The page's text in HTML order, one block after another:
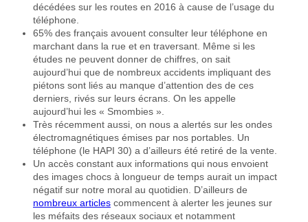
décédées sur les routes en 2016 à cause de l’usage du
téléphone.
65% des français avouent consulter leur téléphone en
marchant dans la rue et en traversant. Même si les
études ne peuvent donner de chiffres, on sait
aujourd’hui que de nombreux accidents impliquant des
piétons sont liés au manque d’attention des de ces
derniers, rivés sur leurs écrans. On les appelle
aujourd’hui les « Smombies ».
Très récemment aussi, on nous a alertés sur les ondes
électromagnétiques émises par nos portables. Un
téléphone (le HAPI 30) a d’ailleurs été retiré de la vente.
Un accès constant aux informations qui nous envoient
des images chocs à longueur de temps aurait un impact
négatif sur notre moral au quotidien. D’ailleurs de
nombreux articles commencent à alerter les jeunes sur
les méfaits des réseaux sociaux et notamment